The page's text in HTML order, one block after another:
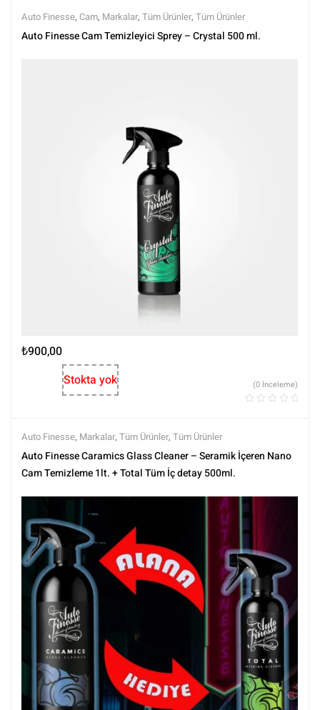
Auto Finesse, Cam, Markalar, Tüm Ürünler, Tüm Ürünler
Auto Finesse Cam Temizleyici Sprey – Crystal 500 ml.
₺900,00
Stokta yok
(0 İnceleme)
Auto Finesse, Markalar, Tüm Ürünler, Tüm Ürünler
Auto Finesse Caramics Glass Cleaner – Seramik İçeren Nano
Cam Temizleme 1lt. + Total Tüm İç detay 500ml.